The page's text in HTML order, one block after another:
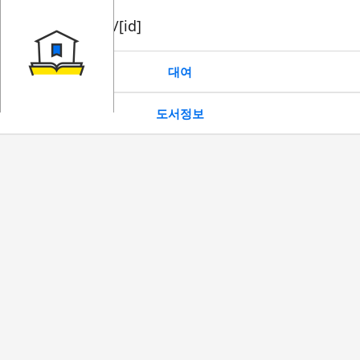
book/rent/[id]
대여
도서정보